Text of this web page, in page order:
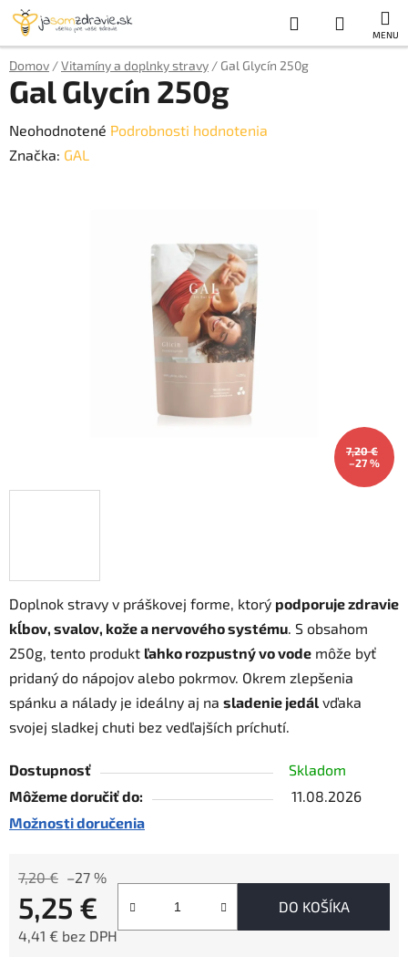
Prejsť
obsah
Hľadať
KOŠÍK
Domov /Vitamíny a doplnky stravy / Gal Glycín 250g
Doplnok stravy v práškovej forme, ktorý podporuje zdravie
kĺbov, svalov, kože a nervového systému. S obsahom
250g, tento produkt ľahko rozpustný vo vode môže byť
pridaný do nápojov alebo pokrmov. Okrem zlepšenia
spánku a nálady je ideálny aj na sladenie jedál vďaka
svojej sladkej chuti bez vedľajších príchutí.
Dostupnosť
Skladom
Môžeme doručiť do:
11.08.2026
Možnosti doručenia
7,20 € –27 %
5,25 €
4,41 € bez DPH
DO KOŠÍKA
Gal Glycín 250g
Priemerné
hodnotenie
Neohodnotené Podrobnosti hodnotenia
Značka: GAL
7,20 €
–27 %